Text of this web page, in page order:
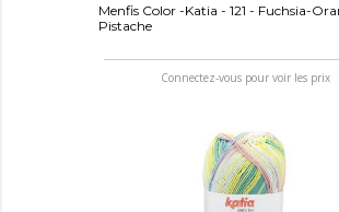
Menfis Color -Katia - 121 - Fuchsia-
Pistache
Connectez-vous pour voir les prix